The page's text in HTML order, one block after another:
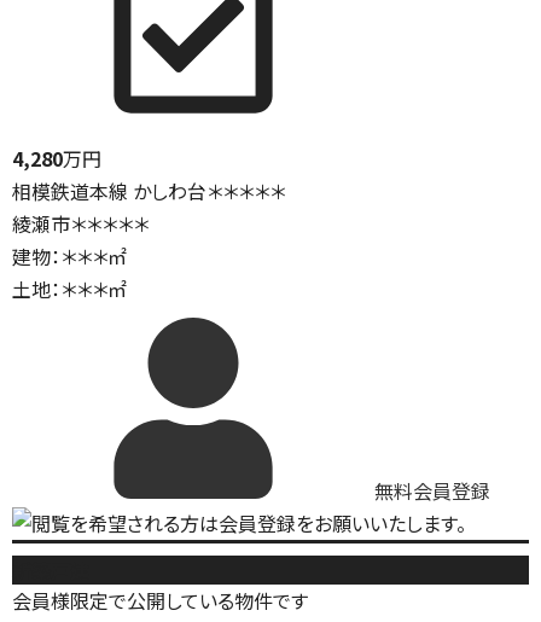
4,280万円
相模鉄道本線 かしわ台＊＊＊＊＊
綾瀬市＊＊＊＊＊
建物：＊＊＊㎡
土地：＊＊＊㎡
無料会員登録
会員様限定で公開している物件です